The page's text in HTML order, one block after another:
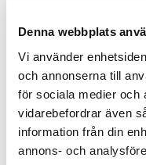
Denna webbplats
Vi använder
och annonserna till
för sociala medier och
vidarebefordrar även
information från din
annons- och
Nya
Vår fordonsflotta är en
investerar
uppfyller höga
minskat buller och